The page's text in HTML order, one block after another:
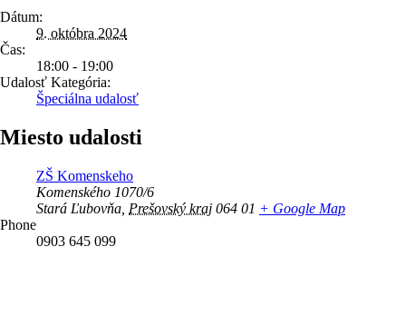
Dátum:
9. októbra 2024
Čas:
18:00 - 19:00
Udalosť Kategória:
Špeciálna udalosť
Miesto udalosti
ZŠ Komenskeho
Komenského 1070/6
Stará Ľubovňa Prešovský kraj 064 01 + Google Map
Phone
0903 645 099